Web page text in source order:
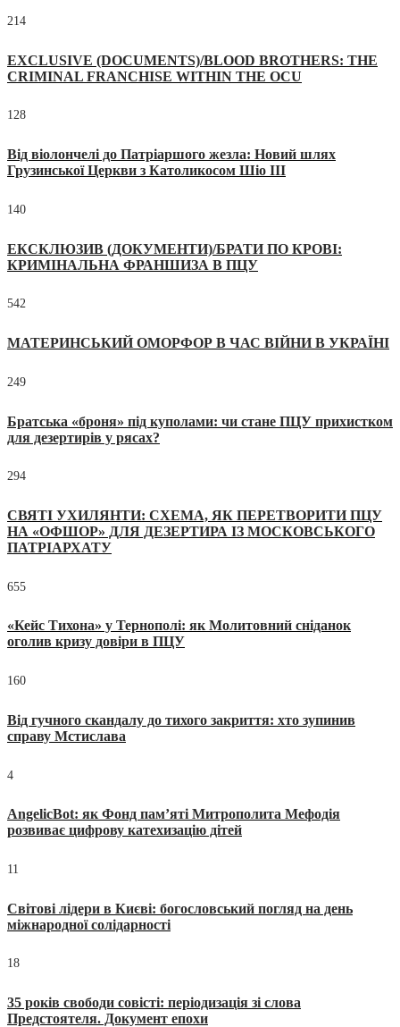
214
EXCLUSIVE (DOCUMENTS)/BLOOD BROTHERS: THE
CRIMINAL FRANCHISE WITHIN THE OCU
128
Від віолончелі до Патріаршого жезла: Новий шлях
Грузинської Церкви з Католикосом Шіо III
140
ЕКСКЛЮЗИВ (ДОКУМЕНТИ)/БРАТИ ПО КРОВІ:
КРИМІНАЛЬНА ФРАНШИЗА В ПЦУ
542
МАТЕРИНСЬКИЙ ОМОРФОР В ЧАС ВІЙНИ В УКРАЇНІ
249
Братська «броня» під куполами: чи стане ПЦУ прихистком
для дезертирів у рясах?
294
СВЯТІ УХИЛЯНТИ: СХЕМА, ЯК ПЕРЕТВОРИТИ ПЦУ
НА «ОФШОР» ДЛЯ ДЕЗЕРТИРА ІЗ МОСКОВСЬКОГО
ПАТРІАРХАТУ
655
«Кейс Тихона» у Тернополі: як Молитовний сніданок
оголив кризу довіри в ПЦУ
160
Від гучного скандалу до тихого закриття: хто зупинив
справу Мстислава
4
AngelicBot: як Фонд пам’яті Митрополита Мефодія
розвиває цифрову катехизацію дітей
11
Світові лідери в Києві: богословський погляд на день
міжнародної солідарності
18
35 років свободи совісті: періодизація зі слова
Предстоятеля. Документ епохи